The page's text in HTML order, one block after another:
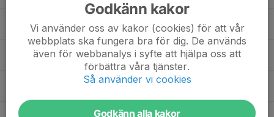
Daniel NilssonHuvudtränare
Fredrik BjörnLagledare
Jan BerggrenMaterialförvaltare
Godkänn kakor
Vi använder oss av kakor (cookies) för att vår
webbplats ska fungera bra för dig. De används
även för webbanalys i syfte att hjälpa oss att
förbättra våra tjänster.
Så använder vi cookies
Godkänn alla kakor